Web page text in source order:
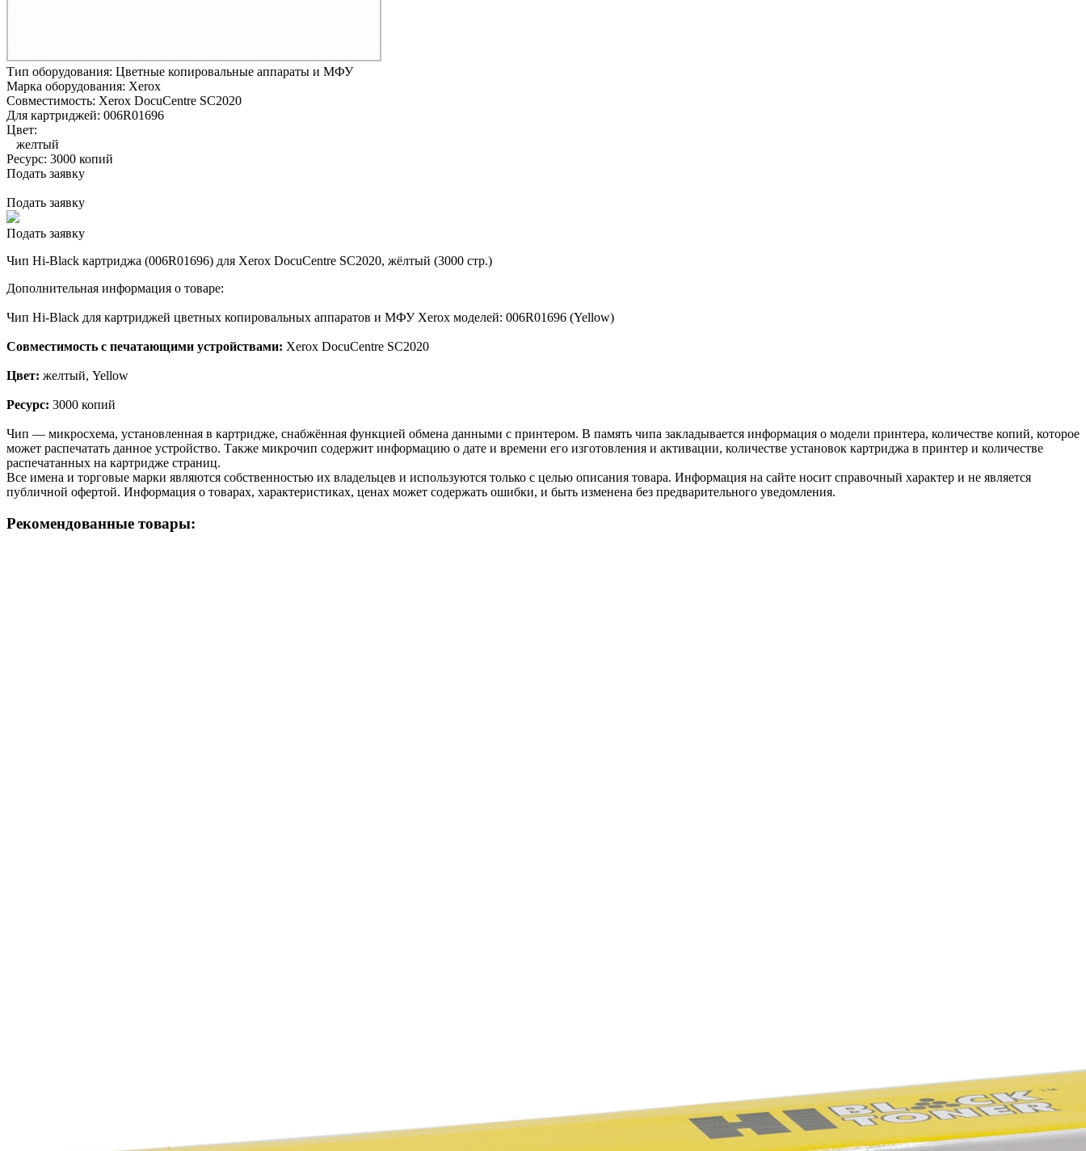
Тип оборудования: Цветные копировальные аппараты и МФУ
Марка оборудования: Xerox
Совместимость: Xerox DocuCentre SC2020
Для картриджей: 006R01696
Цвет:
желтый
Ресурс: 3000 копий
Подать заявку
Подать заявку
Подать заявку
Чип Hi-Black картриджа (006R01696) для Xerox DocuCentre SC2020, жёлтый (3000 стр.)
Дополнительная информация о товаре:
Чип Hi-Black для картриджей цветных копировальных аппаратов и МФУ Xerox моделей: 006R01696 (Yellow)
Совместимость с печатающими устройствами: Xerox DocuCentre SC2020
Цвет: желтый, Yellow
Ресурс: 3000 копий
Чип — микросхема, установленная в картридже, снабжённая функцией обмена данными с принтером. В память чипа закладывается информация о модели принтера, количестве копий, которое
может распечатать данное устройство. Также микрочип содержит информацию о дате и времени его изготовления и активации, количестве установок картриджа в принтер и количестве
распечатанных на картридже страниц.
Все имена и торговые марки являются собственностью их владельцев и используются только с целью описания товара. Информация на сайте носит справочный характер и не является
публичной офертой. Информация о товарах, характеристиках, ценах может содержать ошибки, и быть изменена без предварительного уведомления.
Рекомендованные товары: